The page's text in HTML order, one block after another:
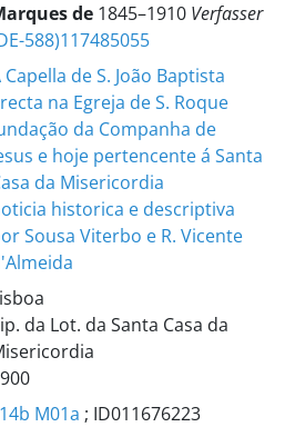
de 1845–1910 Verfasser
588)117485055
Capella de S. João Baptista
na Egreja de S. Roque
da Companha de
e hoje pertencente á Santa
da Misericordia
historica e descriptiva
Sousa Viterbo e R. Vicente
da Lot. da Santa Casa da
M01a ; ID011676223